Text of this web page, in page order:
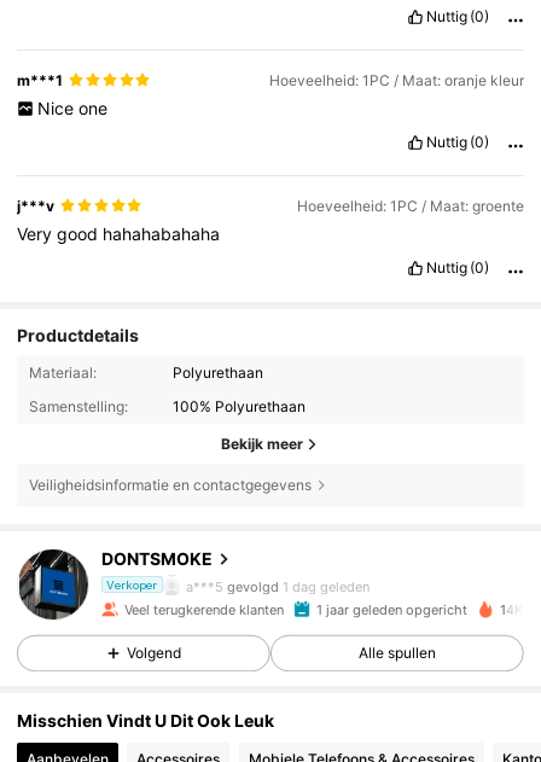
Nuttig (0)
m***1 Hoeveelheid: 1PC / Maat: oranje kleur
Nice one
Nuttig (0)
j***v Hoeveelheid: 1PC / Maat: groente
Verygood hahahabahaha
Nuttig (0)
Productdetails
Materiaal:
Polyurethaan
Samenstelling:
100% Polyurethaan
Bekijk meer
Veiligheidsinformatie en contactgegevens
DONTSMOKE
Verkoper
4.93 561 Volgers
a***5 gevolgd 1 dag geleden
4.93
561 Volgers
561 Volgers
4.93 561 Volgers
Veel terugkerende klanten 1 jaar geleden opgericht 14K
Volgend Alle spullen
Misschien Vindt U Dit Ook Leuk